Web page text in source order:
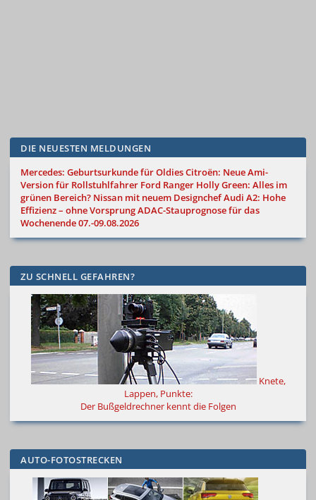
DIE NEUESTEN MELDUNGEN
Mercedes: Geburtsurkunde für OldiesCitroën: Neue Ami-
Version für Rollstuhlfahrer Ford Ranger Holly Green: Alles im
grünen Bereich? Nissan mit neuem DesignchefAudi A2: Hohe
Effizienz – ohne VorsprungADAC-Stauprognose für das
Wochenende 07.-09.08.2026
ZU SCHNELL GEFAHREN?
Knete,
Lappen, Punkte:
Der Bußgeldrechner kennt die Folgen
AUTO-FOTOSTRECKEN